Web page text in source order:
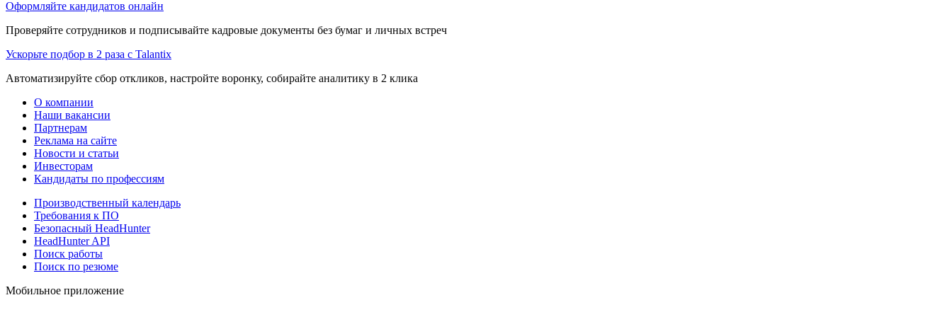
Оформляйте кандидатов онлайн
Проверяйте сотрудников и подписывайте кадровые документы без бумаг и личных встреч
Ускорьте подбор в 2 раза с Talantix
Автоматизируйте сбор откликов, настройте воронку, собирайте аналитику в 2 клика
О компании
Наши вакансии
Партнерам
Реклама на сайте
Новости и статьи
Инвесторам
Кандидаты по профессиям
Производственный календарь
Требования к ПО
Безопасный HeadHunter
HeadHunter API
Поиск работы
Поиск по резюме
Мобильное приложение